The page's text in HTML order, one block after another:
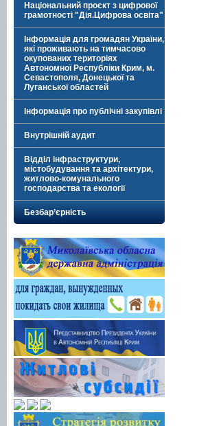
Національний проєкт з цифрової
грамотності "Дія.Цифрова освіта"
Інформація для громадян України,
які проживають на тимчасово
окупованих територіях
Автономної Республіки Крим, м.
Севастополя, Донецької та
Луганської областей
Інформація про публічні закупівлі
Внутрішній аудит
Відділ інфраструктури,
містобудування та архітектури,
житлово-комунального
господарства та екології
Безбар’єрність